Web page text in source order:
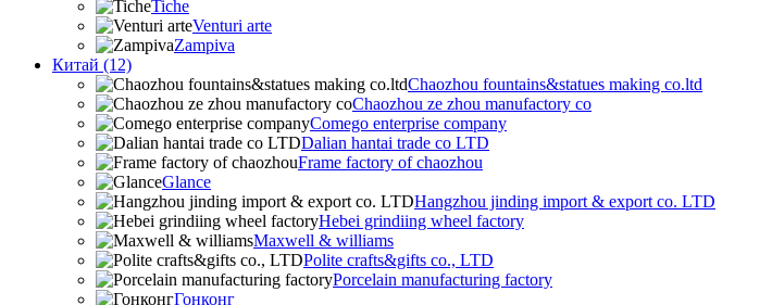
Tiche
Venturi arte
Zampiva
Китай (12)
Chaozhou fountains&statues making co.ltd
Chaozhou ze zhou manufactory co
Comego enterprise company
Dalian hantai trade co LTD
Frame factory of chaozhou
Glance
Hangzhou jinding import & export co. LTD
Hebei grindiing wheel factory
Maxwell & williams
Polite crafts&gifts co., LTD
Porcelain manufacturing factory
Гонконг